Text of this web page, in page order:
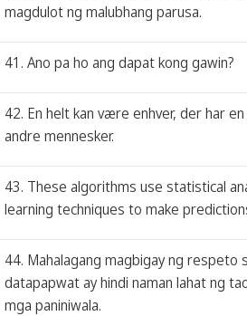
magdulot ng malubhang parusa.
41. Ano pa ho ang dapat kong gawin?
42. En helt kan være enhver, der har
andre mennesker.
43. These algorithms use statistical
learning techniques to make
44. Mahalagang magbigay ng respeto
datapapwat ay hindi naman lahat ng
mga paniniwala.